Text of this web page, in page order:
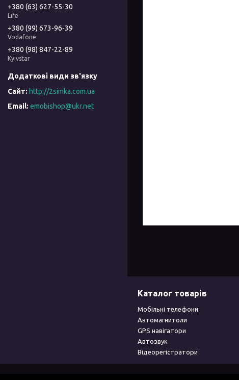
+380 (63) 627-55-30
Life
+380 (99) 673-96-39
Vodafone
+380 (98) 847-22-89
Kyivstar
http://2simka.com.ua
emobishop@ukr.net
Каталог товарів
Мобільні телефони
Автомагнитоли
GPS навігатори
Автозвук
Відеорегістратори